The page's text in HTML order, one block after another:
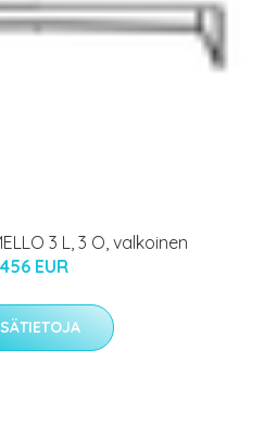
3 L, 3 O, valkoinen
456 EUR